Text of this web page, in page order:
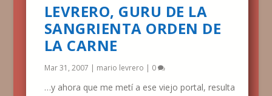
LEVRERO, GURU DE LA
SANGRIENTA ORDEN DE
LA CARNE
Mar 31, 2007 | mario levrero | 0
…y ahora que me metí a ese viejo portal, resulta